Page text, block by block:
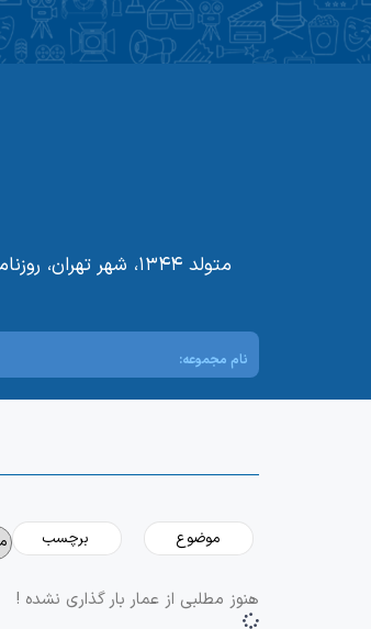
متولد ۱۳۴۴، شهر
نام مجموعه:
هنوز مطلبی از عمار بار گذاری نشده !